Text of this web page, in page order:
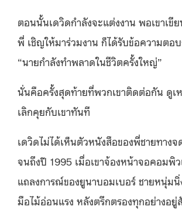
ตอนนั้นเดวิดกำลังจะแต่งงาน พอเขาเขี
พี่ เชิญให้มาร่วมงาน ก็ได้รับข้อความตอ
“นายกำลังทำพลาดในชีวิตครั้งใหญ่”
นั่นคือครั้งสุดท้ายที่พวกเขาติดต่อกัน ดูเ
เลิกคุยกับเขาทันที
เดวิดไม่ได้เห็นตัวหนังสือของพี่ชายทาง
จนถึงปี 1995 เมื่อเขาจ้องหน้าจอคอมพิ
แถลงการณ์ของยูนาบอมเบอร์ ชายหนุ่มนิ่
มือไม้อ่อนแรง หลังตรึกตรองทุกอย่างอยู่